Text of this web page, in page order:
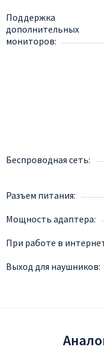
Поддержка
дополнительных
мониторов
Беспроводная сеть
Разъем питания
Мощность адаптера
При работе в
Выход для наушников